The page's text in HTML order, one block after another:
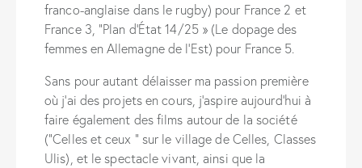
franco-anglaise dans le rugby) pour France 2 et
France 3, ”Plan d’État 14/25 » (Le dopage des
femmes en Allemagne de l’Est) pour France 5.
Sans pour autant délaisser ma passion première
où j’ai des projets en cours, j’aspire aujourd’hui à
faire également des films autour de la société
(”Celles et ceux ” sur le village de Celles, Classes
Ulis), et le spectacle vivant, ainsi que la